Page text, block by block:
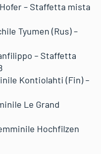
– Staffetta mista
Tyumen (Rus) –
– Staffetta
Kontiolahti (Fin) –
Le Grand
Hochfilzen